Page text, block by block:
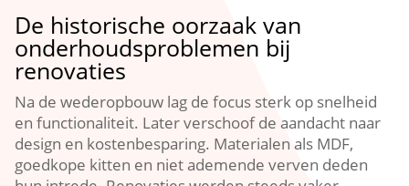
De historische oorzaak van
onderhoudsproblemen bij
renovaties
Na de wederopbouw lag de focus sterk op snelheid
en functionaliteit.​ Later verschoof de aandacht naar
design en kostenbesparing.​ Materialen als MDF,
goedkope kitten en niet ademende verven deden